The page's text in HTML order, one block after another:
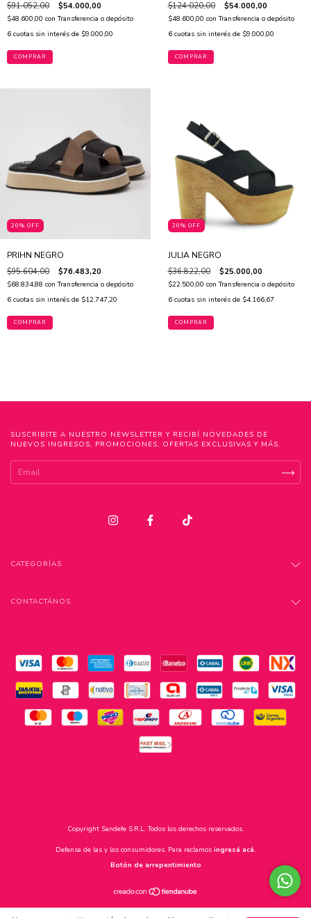
$91.052,00 $54.000,00
$48.600,00 con Transferencia o depósito
6 cuotas sin interés de $9.000,00
COMPRAR
$124.020,00 $54.000,00
$48.600,00 con Transferencia o depósito
6 cuotas sin interés de $9.000,00
COMPRAR
20% OFF
PRIHN NEGRO
$95.604,00 $76.483,20
$68.834,88 con Transferencia o depósito
6 cuotas sin interés de $12.747,20
COMPRAR
20% OFF
JULIA NEGRO
$36.822,00 $25.000,00
$22.500,00 con Transferencia o depósito
6 cuotas sin interés de $4.166,67
COMPRAR
SUSCRIBITE A NUESTRO NEWSLETTER Y RECIBÍ NOVEDADES DE
NUEVOS INGRESOS, PROMOCIONES, OFERTAS EXCLUSIVAS Y MÁS.
CATEGORÍAS
CONTACTÁNOS
Copyright Sandefe S.R.L. Todos los derechos reservados.
Defensa de las y los consumidores. Para reclamos ingresá acá.
Botón de arrepentimiento